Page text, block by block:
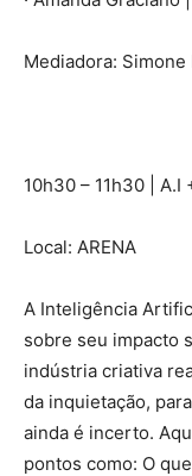
Mediadora: Simone
10h30 – 11h30 |
Local: ARENA
A Inteligência
sobre seu impacto
indústria criativa
da inquietação,
ainda é incerto.
pontos como: O